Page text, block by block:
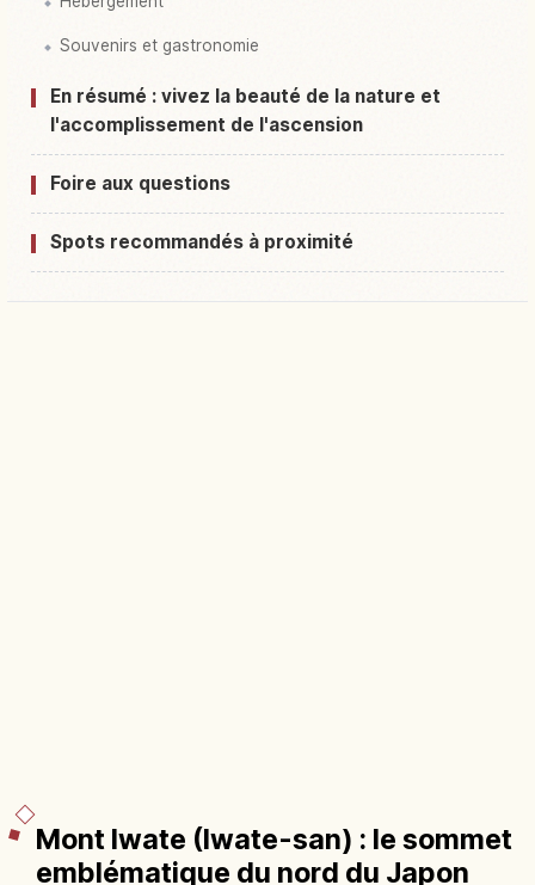
Souvenirs et gastronomie
En résumé : vivez la beauté de la nature et
l'accomplissement de l'ascension
Foire aux questions
Spots recommandés à proximité
Mont Iwate (Iwate-san) : le sommet
emblématique du nord du Japon